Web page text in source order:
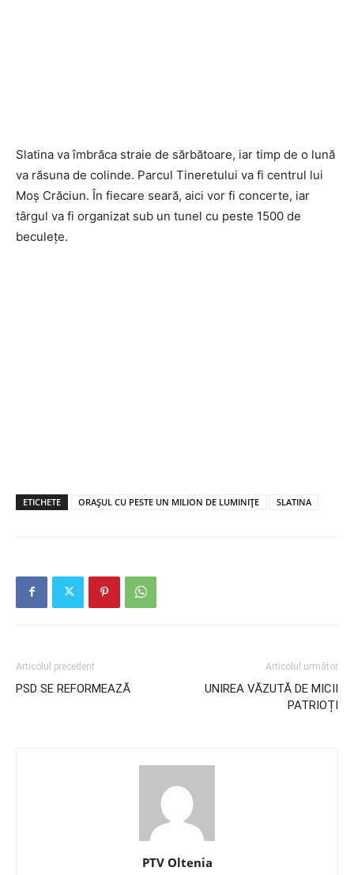
Slatina va îmbrăca straie de sărbătoare, iar timp de o lună
va răsuna de colinde. Parcul Tineretului va fi centrul lui
Moș Crăciun. În fiecare seară, aici vor fi concerte, iar
târgul va fi organizat sub un tunel cu peste 1500 de
beculețe.
ETICHETE ORAȘUL CU PESTE UN MILION DE LUMINIȚE SLATINA
Articolul precedent
PSD SE REFORMEAZĂ
Articolul următor
UNIREA VĂZUTĂ DE MICII
PATRIOȚI
PTV Oltenia